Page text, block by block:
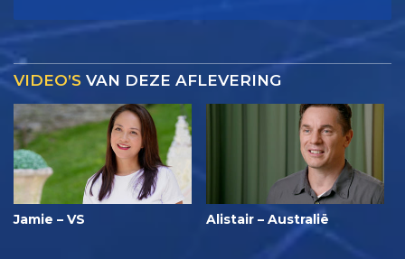
VIDEO’S VAN DEZE AFLEVERING
Jamie – VS Alistair – Australië